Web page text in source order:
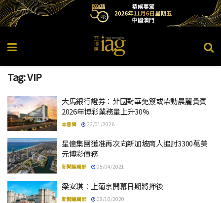
Tag:VIP
大馬銀行證券：菲國對華免簽或帶動晨麗貴賓
2026年博彩業務量上升30%
本思齊 22/01/2026
星億集團獲准再次向新加坡商人追討3300萬美
元博彩債務
新聞編輯部 05/04/2021
梁安琪︰上葡京開幕日期將押後
新聞編輯部 08/10/2020